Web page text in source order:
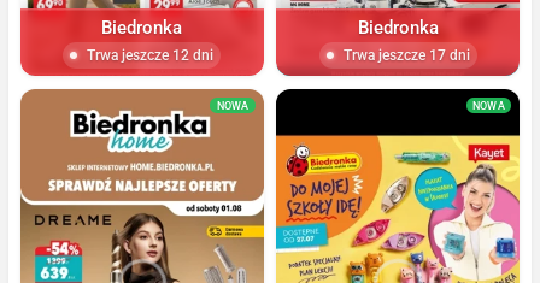
Biedronka
Trwa jeszcze 12 dni
Biedronka
Trwa jeszcze 17 dni
NOWA NOWA